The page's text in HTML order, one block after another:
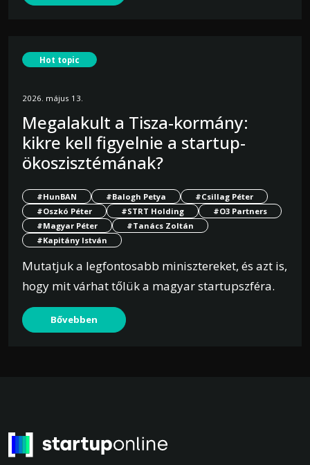
Hot topic
2026. május 13.
Megalakult a Tisza-kormány:
kikre kell figyelnie a startup-
ökoszisztémának?
#HunBAN #Balogh Petya
#Csillag Péter
#Oszkó Péter
#STRT Holding
#O3 Partners
#Magyar Péter
#Tanács Zoltán
#Kapitány István
Mutatjuk a legfontosabb minisztereket, és azt is,
hogy mit várhat tőlük a magyar startupszféra.
Bővebben